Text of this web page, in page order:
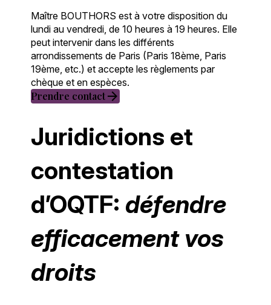
Maître BOUTHORS est à votre disposition du
lundi au vendredi, de 10 heures à 19 heures. Elle
peut intervenir dans les différents
arrondissements de Paris (Paris 18ème, Paris
19ème, etc.) et accepte les règlements par
chèque et en espèces.
Prendre contactarrow_forward
Juridictions et
contestation
d’OQTF: défendre
efficacement vos
droits